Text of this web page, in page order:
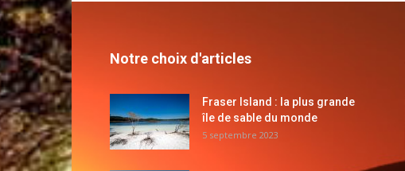
Notre choix d'articles
Fraser Island : la plus grande
île de sable du monde
5 septembre 2023